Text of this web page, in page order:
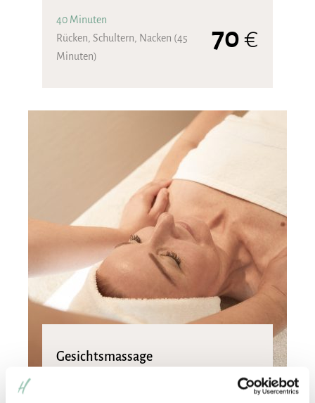
40 Minuten
Rücken, Schultern, Nacken (45
Minuten)
70€
Gesichtsmassage